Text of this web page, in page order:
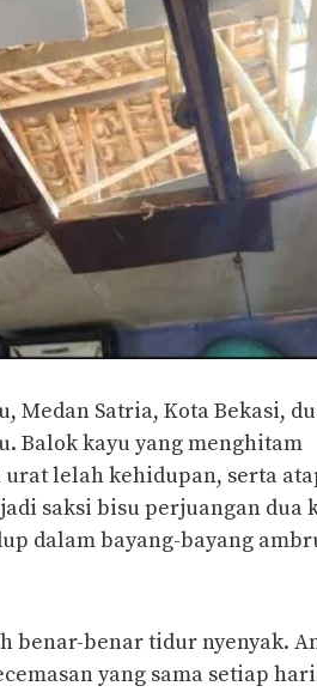
Medan Satria, Kota Bekasi,
Balok kayu yang menghitam
lelah kehidupan, serta
saksi bisu perjuangan dua
dalam bayang-bayang
benar-benar tidur nyenyak.
yang sama setiap